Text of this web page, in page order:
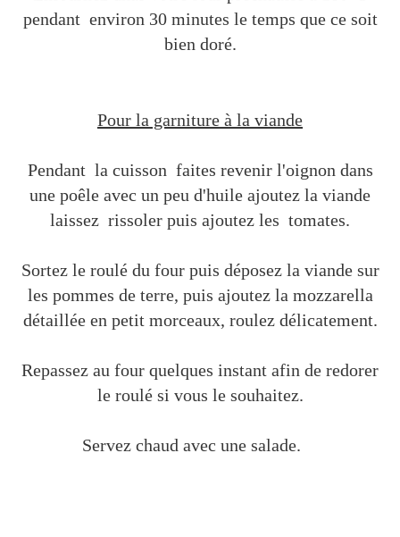
pendant environ 30 minutes le temps que ce soit
bien doré.
Pour la garniture à la viande
Pendant la cuisson faites revenir l'oignon dans
une poêle avec un peu d'huile ajoutez la viande
laissez rissoler puis ajoutez les tomates.
Sortez le roulé du four puis déposez la viande sur
les pommes de terre, puis ajoutez la mozzarella
détaillée en petit morceaux, roulez délicatement.
Repassez au four quelques instant afin de redorer
le roulé si vous le souhaitez.
Servez chaud avec une salade.